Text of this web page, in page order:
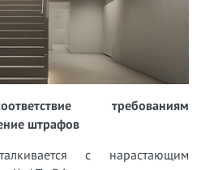
требованиям
штрафов
с нарастающим